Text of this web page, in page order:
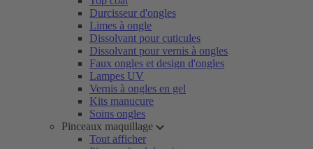
Durcisseur d'ongles
Limes à ongle
Dissolvant pour cuticules
Dissolvant pour vernis à ongles
Faux ongles et design d'ongles
Lampes UV
Vernis à ongles en gel
Kits manucure
Soins ongles
Pinceaux maquillage
Tout afficher